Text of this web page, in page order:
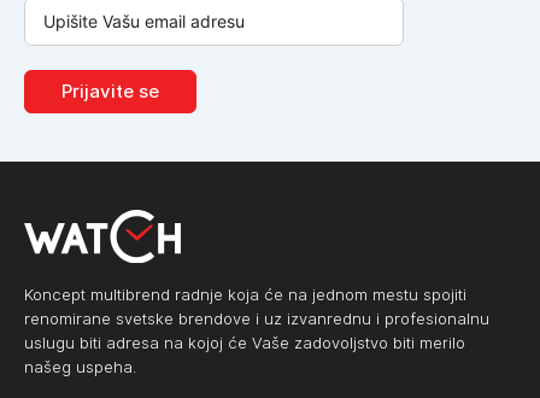
Prijavite se
Koncept multibrend radnje koja će na jednom mestu spojiti
renomirane svetske brendove i uz izvanrednu i profesionalnu
uslugu biti adresa na kojoj će Vaše zadovoljstvo biti merilo
našeg uspeha.